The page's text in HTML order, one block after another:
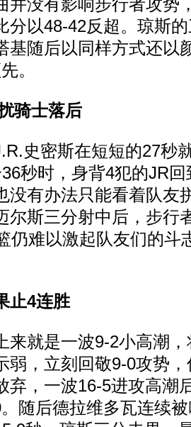
并没有影响步行者攻势
分以48-42反超。琼斯
基随后以同样方式还以
。
士落后
密斯在短短的27秒
秒时，身背4犯的JR
没有办法只能看着队友
尔斯三分射中后，步行
仍难以激起队友们的斗
4连胜
就是一波9-2小高潮，
弱，立刻回敬9-0攻势
弃，一波16-5进攻高潮
随后德拉维多瓦连续